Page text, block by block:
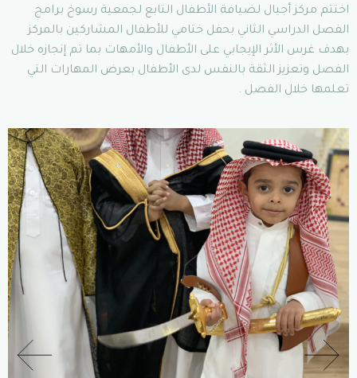
اختتم مركز أجيال لضيافة الأطفال التابع لجمعية رسوخ برامج
الفصل الدراسي الثاني بحفل ختامي للأطفال المشاركين بالمركز
بهدف غرس الأثر الإيجابي على الأطفال والأمهات بما تم إنجازه خلال
الفصل وتعزيز الثقة بالنفس لدى الأطفال بعرض المهارات التي
تعلمها خلال الفصل .